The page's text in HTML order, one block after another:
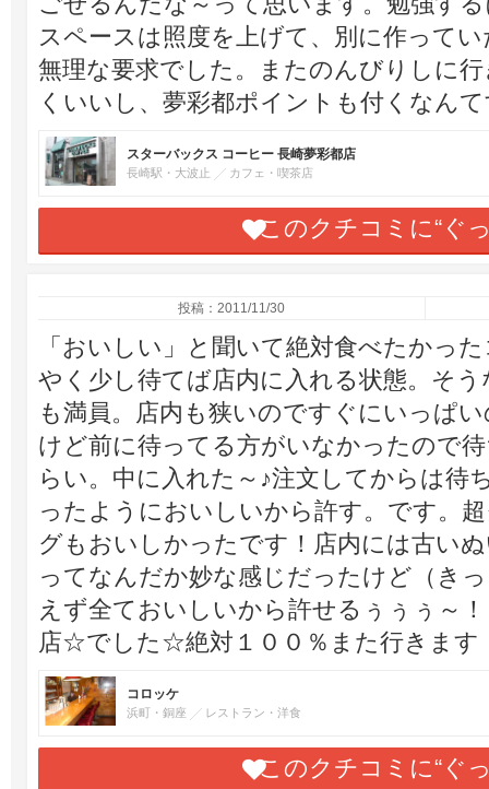
スペースは照度を上げて、別に作って
無理な要求でした。またのんびりしに
くいいし、夢彩都ポイントも付くなん
スターバックス コーヒー 長崎夢彩都店
長崎駅・大波止 カフェ・喫茶店
このクチコミに“ぐ
投稿：2011/11/30
「おいしい」と聞いて絶対食べたかっ
やく少し待てば店内に入れる状態。そ
も満員。店内も狭いのですぐにいっぱ
けど前に待ってる方がいなかったので
らい。中に入れた～♪注文してからは
ったようにおいしいから許す。です。
グもおいしかったです！店内には古い
ってなんだか妙な感じだったけど（き
えず全ておいしいから許せるぅぅぅ～
店☆でした☆絶対１００％また行きます
コロッケ
浜町・銅座 レストラン・洋食
このクチコミに“ぐ